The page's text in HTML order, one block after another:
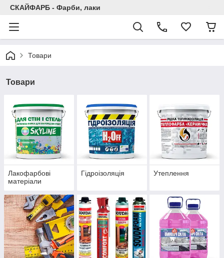
СКАЙФАРБ - Фарби, лаки
Товари
Товари
Лакофарбові
матеріали
Гідроізоляція Утеплення